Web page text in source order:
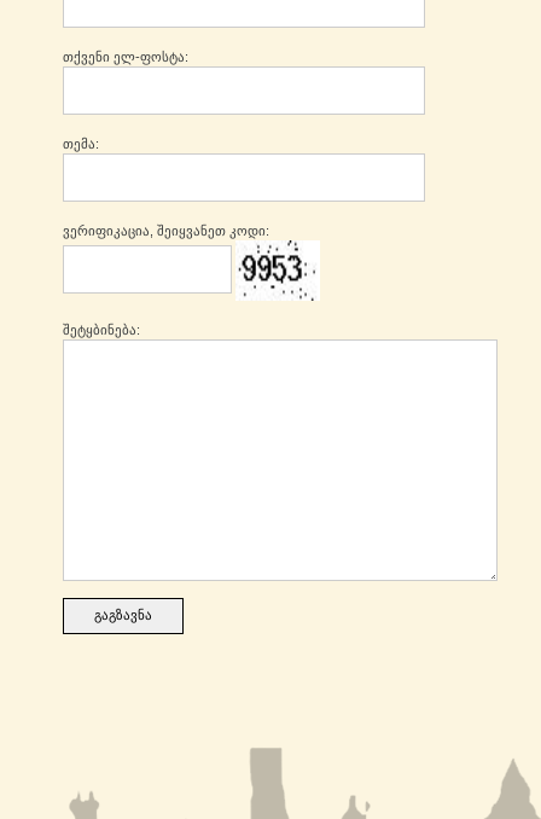
თქვენი ელ-ფოსტა:
თემა:
ვერიფიკაცია, შეიყვანეთ კოდი:
შეტყბინება: